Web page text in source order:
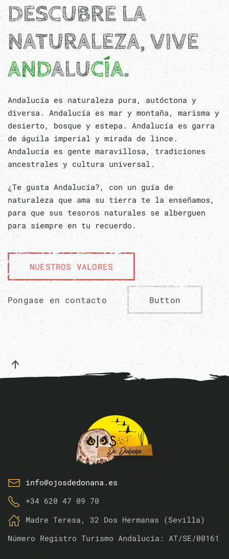
DESCUBRE LA
NATURALEZA, VIVE
ANDALUCÍA.
Andalucía es naturaleza pura, autóctona y
diversa. Andalucía es mar y montaña, marisma y
desierto, bosque y estepa. Andalucía es garra
de águila imperial y mirada de lince.
Andalucía es gente maravillosa, tradiciones
ancestrales y cultura universal.
¿Te gusta Andalucía?, con un guía de
naturaleza que ama su tierra te la enseñamos,
para que sus tesoros naturales se alberguen
para siempre en tu recuerdo.
NUESTROS VALORES
Pongase en contacto Button
info@ojosdedonana.es
+34 620 47 09 70
Madre Teresa, 32 Dos Hermanas (Sevilla)
Número Registro Turismo Andalucía: AT/SE/00161